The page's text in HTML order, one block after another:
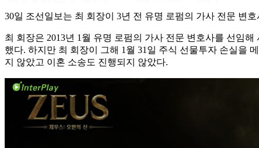
30일 조선일보는 최 회장이 3년 전 유명 로펌의 가사 전문 변
최 회장은 2013년 1월 유명 로펌의 가사 전문 변호사를 선임
했다. 하지만 최 회장이 그해 1월 31일 주식 선물투자 손실을
지 않았고 이혼 소송도 진행되지 않았다.